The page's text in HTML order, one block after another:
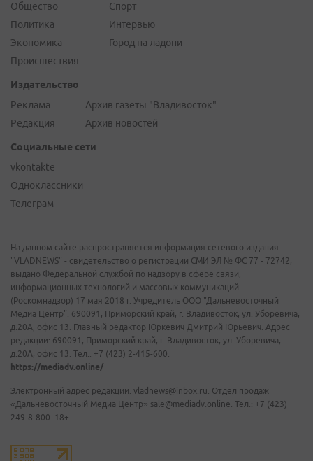
Общество
Политика
Экономика
Происшествия
Спорт
Интервью
Город на ладони
Издательство
Реклама
Редакция
Архив газеты "Владивосток"
Архив новостей
Социальные сети
vkontakte
Одноклассники
Телеграм
На данном сайте распространяется информация сетевого издания
"VLADNEWS" - свидетельство о регистрации СМИ ЭЛ № ФС 77 - 72742,
выдано Федеральной службой по надзору в сфере связи,
информационных технологий и массовых коммуникаций
(Роскомнадзор) 17 мая 2018 г. Учредитель ООО "Дальневосточный
Медиа Центр". 690091, Приморский край, г. Владивосток, ул. Уборевича,
д.20А, офис 13. Главный редактор Юркевич Дмитрий Юрьевич. Адрес
редакции: 690091, Приморский край, г. Владивосток, ул. Уборевича,
д.20А, офис 13. Тел.: +7 (423) 2-415-600.
https://mediadv.online/
Электронный адрес редакции: vladnews@inbox.ru. Отдел продаж
«Дальневосточный Медиа Центр» sale@mediadv.online. Тел.: +7 (423)
249-8-800. 18+